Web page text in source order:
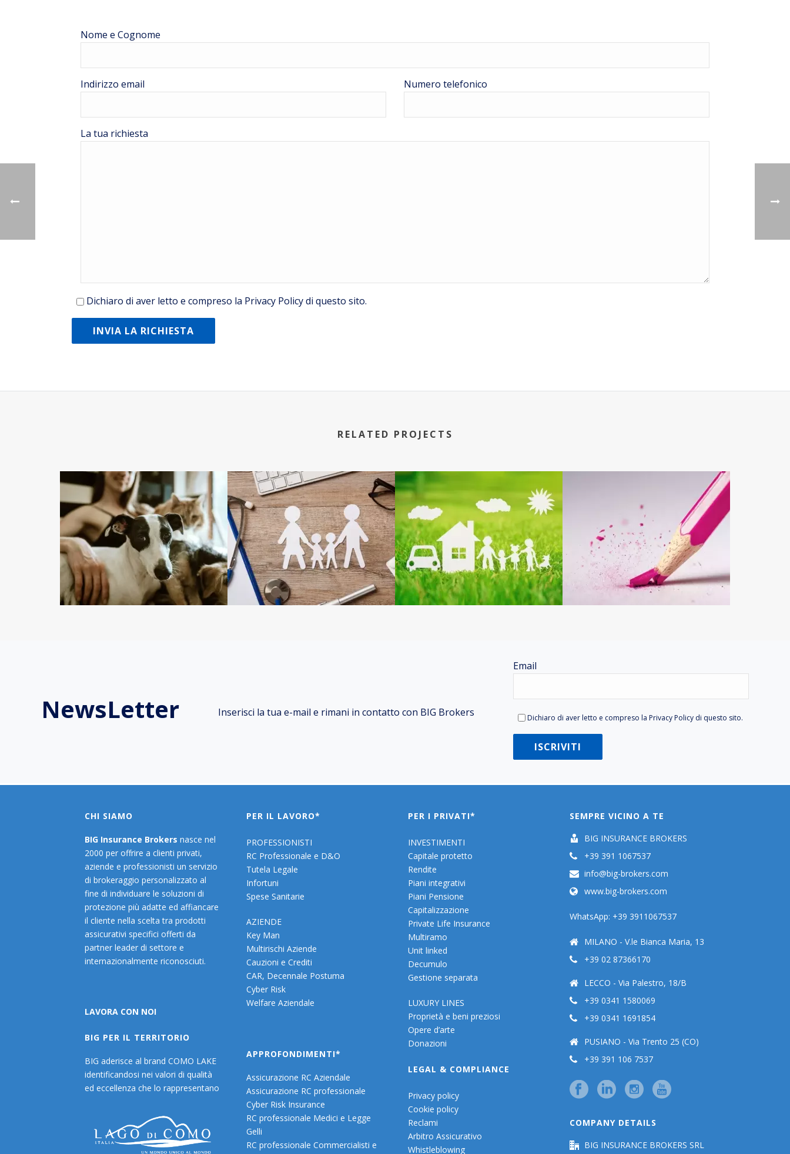
Nome e Cognome
Indirizzo email Numero telefonico
La tua richiesta
Dichiaro di aver letto e compreso la Privacy Policydi questo sito.
RELATED PROJECTS
NewsLetter Inserisci la tua e-mail e rimani in contatto con BIG Brokers
Email
Dichiaro di aver letto e compreso la Privacy Policydi questo sito.
CHI SIAMO
BIG Insurance Brokers nasce nel
2000 per offrire a clienti privati,
aziende e professionisti un servizio
di brokeraggio personalizzato al
fine di individuare le soluzioni di
protezione più adatte ed affiancare
il cliente nella scelta tra prodotti
assicurativi specifici offerti da
partner leader di settore e
internazionalmente riconosciuti.
LAVORA CON NOI
BIG PER IL TERRITORIO
BIG aderisce al brand COMO LAKE
identificandosi nei valori di qualità
ed eccellenza che lo rappresentano
PER IL LAVORO*
PROFESSIONISTI
RC Professionale e D&O
Tutela Legale
Infortuni
Spese Sanitarie
AZIENDE
Key Man
Multirischi Aziende
Cauzioni e Crediti
CAR, Decennale Postuma
Cyber Risk
Welfare Aziendale
APPROFONDIMENTI*
Assicurazione RC Aziendale
Assicurazione RC professionale
Cyber Risk Insurance
RC professionale Medici e Legge
Gelli
RC professionale Commercialisti e
PER I PRIVATI*
INVESTIMENTI
Capitale protetto
Rendite
Piani integrativi
Piani Pensione
Capitalizzazione
Private Life Insurance
Multiramo
Unit linked
Decumulo
Gestione separata
LUXURY LINES
Proprietà e beni preziosi
Opere d’arte
Donazioni
LEGAL & COMPLIANCE
Privacy policy
Cookie policy
Reclami
Arbitro Assicurativo
Whistleblowing
SEMPRE VICINO A TE
BIG INSURANCE BROKERS
+39 391 1067537
info@big-brokers.com
www.big-brokers.com
WhatsApp: +39 3911067537
MILANO - V.le Bianca Maria, 13
+39 02 87366170
LECCO - Via Palestro, 18/B
+39 0341 1580069
+39 0341 1691854
PUSIANO - Via Trento 25 (CO)
+39 391 106 7537
COMPANY DETAILS
BIG INSURANCE BROKERS SRL